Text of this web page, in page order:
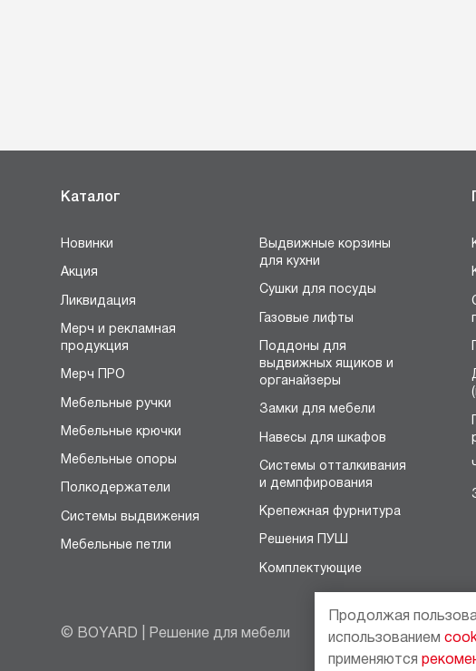
Каталог
Новинки
Акция
Ликвидация
Мерч и рекламная
продукция
Мерч ПРО
Мебельные ручки
Мебельные крючки
Мебельные опоры
Полкодержатели
Системы выдвижения
Мебельные петли
Выдвижные корзины
для кухни
Сушки для посуды
Газовые лифты
Поддоны для
выдвижных ящиков и
органайзеры
Замки для мебели
Навесы для шкафов
Системы отталкивания
и демпфирования
Крепежная фурнитура
Решения ПУШ
Комплектующие
© BOYARD | Решение для мебели
Продолжая
использованием
применяются